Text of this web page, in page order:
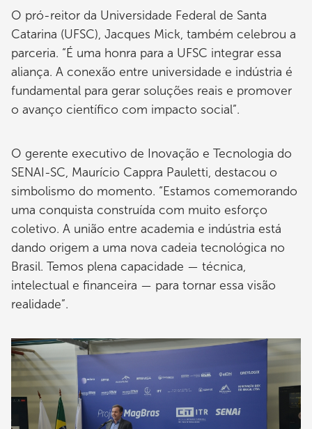
O pró-reitor da Universidade Federal de Santa
Catarina (UFSC), Jacques Mick, também celebrou a
parceria. “É uma honra para a UFSC integrar essa
aliança. A conexão entre universidade e indústria é
fundamental para gerar soluções reais e promover
o avanço científico com impacto social”.
O gerente executivo de Inovação e Tecnologia do
SENAI-SC, Maurício Cappra Pauletti, destacou o
simbolismo do momento. “Estamos comemorando
uma conquista construída com muito esforço
coletivo. A união entre academia e indústria está
dando origem a uma nova cadeia tecnológica no
Brasil. Temos plena capacidade — técnica,
intelectual e financeira — para tornar essa visão
realidade”.
Imagem